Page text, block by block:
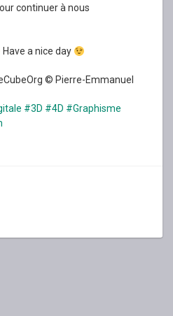
continuer à nous
Have a nice day
© Pierre-Emmanuel
#3D #4D #Graphisme